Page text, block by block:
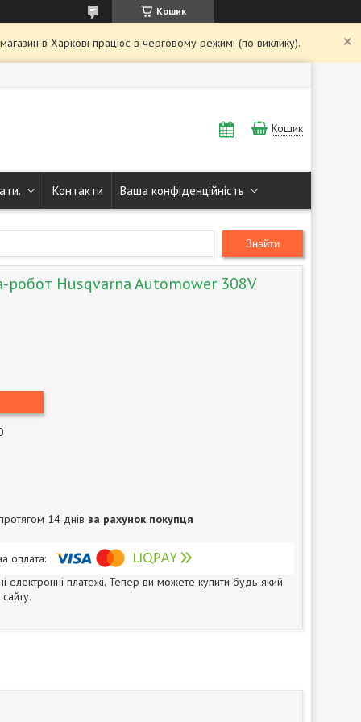
Кошик
в Харкові працює в черговому режимі (по виклику).
Кошик
Контакти Ваша конфіденційність
Знайти
робот Husqvarna Automower 308V
14 днів за рахунок покупця
електронні платежі. Тепер ви можете купити будь-який